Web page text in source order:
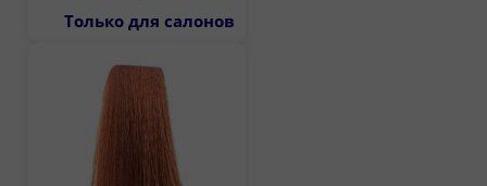
Только для салонов